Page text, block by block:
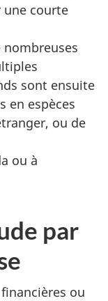
une courte
sont ensuite
en espèces
ou de
ou à
par
ou